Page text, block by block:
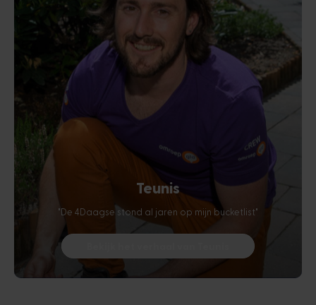
Teunis
"De 4Daagse stond al jaren op mijn bucketlist"